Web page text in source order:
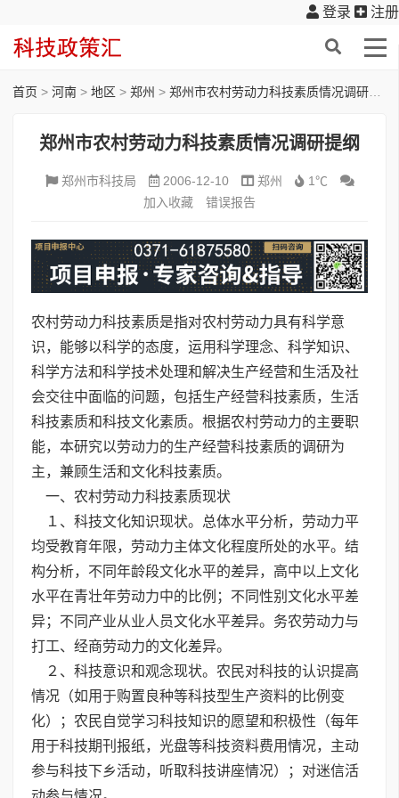
登录 注册
首页 > 河南 > 地区 > 郑州 > 郑州市农村劳动力科技素质情况调研提纲
郑州市农村劳动力科技素质情况调研提纲
郑州市科技局 2006-12-10 郑州
1℃
加入收藏
错误报告
农村劳动力科技素质是指对农村劳动力具有科学意
识，能够以科学的态度，运用科学理念、科学知识、
科学方法和科学技术处理和解决生产经营和生活及社
会交往中面临的问题，包括生产经营科技素质，生活
科技素质和科技文化素质。根据农村劳动力的主要职
能，本研究以劳动力的生产经营科技素质的调研为
主，兼顾生活和文化科技素质。
一、农村劳动力科技素质现状
１、科技文化知识现状。总体水平分析，劳动力平
均受教育年限，劳动力主体文化程度所处的水平。结
构分析，不同年龄段文化水平的差异，高中以上文化
水平在青壮年劳动力中的比例；不同性别文化水平差
异；不同产业从业人员文化水平差异。务农劳动力与
打工、经商劳动力的文化差异。
２、科技意识和观念现状。农民对科技的认识提高
情况（如用于购置良种等科技型生产资料的比例变
化）；农民自觉学习科技知识的愿望和积极性（每年
用于科技期刊报纸，光盘等科技资料费用情况，主动
参与科技下乡活动，听取科技讲座情况）；对迷信活